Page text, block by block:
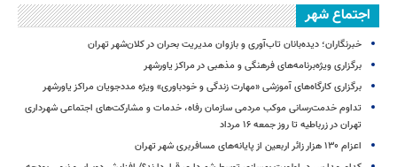
اجتماع شهر
خبرنگاران؛ دیده‌بانان تاب‌آوری و بازوان مدیریت بحران در کلان‌شهر تهران
برگزاری ویژه‌برنامه‌های فرهنگی و مذهبی در مراکز یاورشهر
برگزاری کارگاه‌های آموزشی «مهارت زندگی و خودباوری» ویژه مددجویان مراکز یاورشهر
تداوم خدمت‌رسانی موکب مردمی سازمان رفاه، خدمات و مشارکت‌های اجتماعی شهرداری
تهران در زرباطیه تا روز جمعه ۱۶ مرداد
اعزام ۱۳۰ هزار زائر اربعین از پایانه‌های مسافربری شهر تهران